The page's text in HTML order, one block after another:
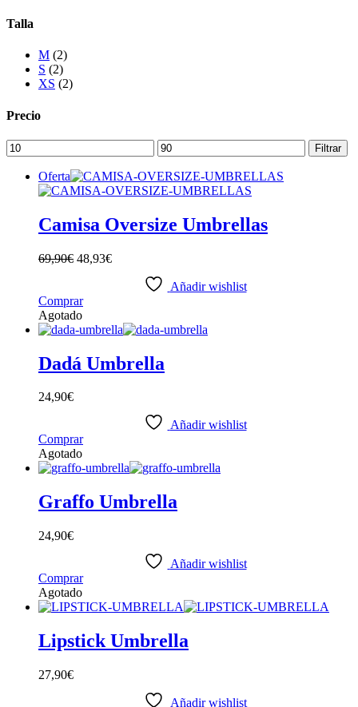
Talla
M (2)
S (2)
XS (2)
Precio
Precio
mínimo
Precio
máximo
Filtrar
Oferta
Camisa Oversize Umbrellas
69,90€ 48,93€
Añadir wishlist
ComprarEste
tiene
variantes.
Las
en
página
producto
Agotado
Dadá Umbrella
24,90€
Añadir wishlist
Comprar
Agotado
Graffo Umbrella
24,90€
Añadir wishlist
Comprar
Agotado
Lipstick Umbrella
27,90€
Añadir wishlist